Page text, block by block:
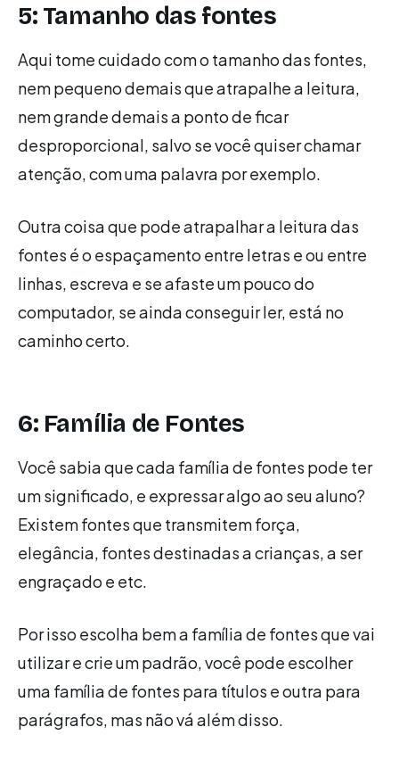
5: Tamanho das fontes
Aqui tome cuidado com o tamanho das fontes,
nem pequeno demais que atrapalhe a leitura,
nem grande demais a ponto de ficar
desproporcional, salvo se você quiser chamar
atenção, com uma palavra por exemplo.
Outra coisa que pode atrapalhar a leitura das
fontes é o espaçamento entre letras e ou entre
linhas, escreva e se afaste um pouco do
computador, se ainda conseguir ler, está no
caminho certo.
6: Família de Fontes
Você sabia que cada família de fontes pode ter
um significado, e expressar algo ao seu aluno?
Existem fontes que transmitem força,
elegância, fontes destinadas a crianças, a ser
engraçado e etc.
Por isso escolha bem a família de fontes que vai
utilizar e crie um padrão, você pode escolher
uma família de fontes para títulos e outra para
parágrafos, mas não vá além disso.